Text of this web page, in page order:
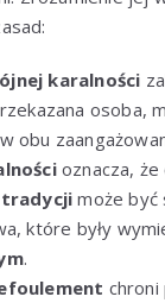
karalności
osoba,
obu
oznacza, że
może być
które były
.